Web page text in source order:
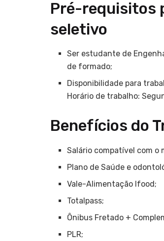
Pré-requisitos
seletivo
Ser estudante de
de formado;
Disponibilidade para
Horário de trabalho:
Benefícios do
Salário compatível com o
Plano de Saúde e
Vale-Alimentação Ifood;
Totalpass;
Ônibus Fretado +
PLR;